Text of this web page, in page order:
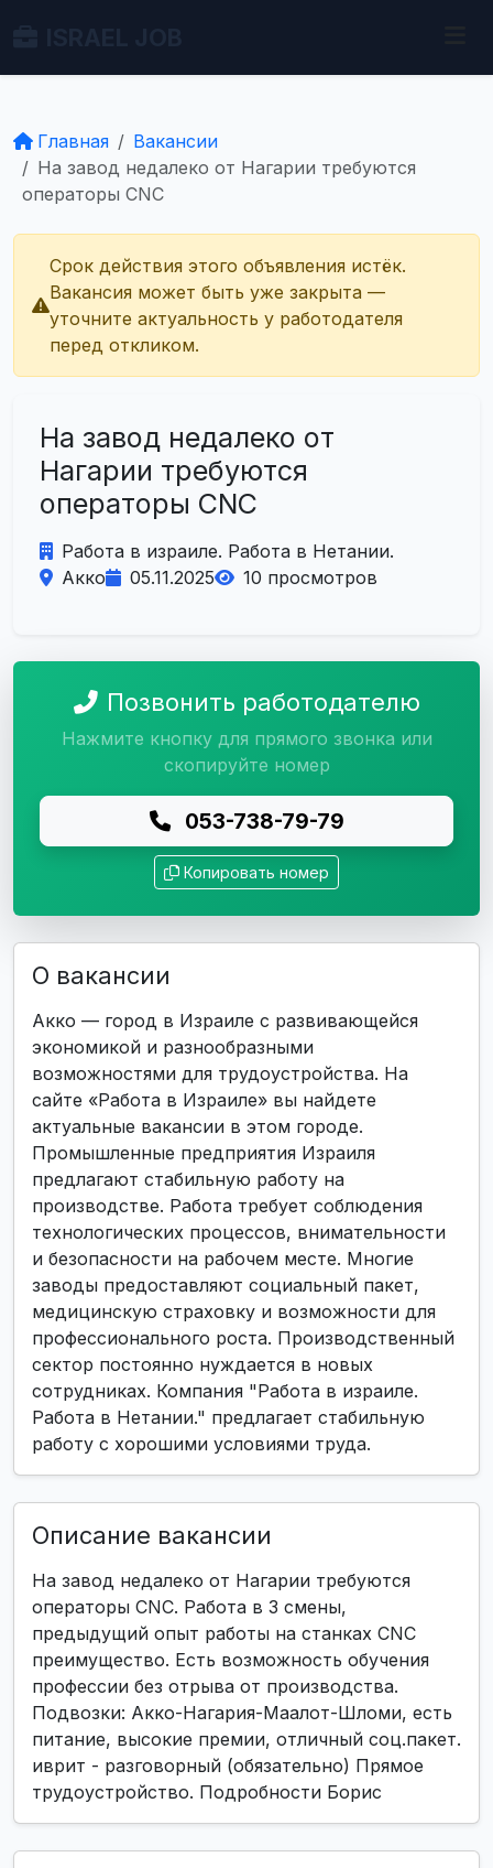
Главная
Вакансии
На завод недалеко от Нагарии требуются
операторы CNC
Срок действия этого объявления истёк.
Вакансия может быть уже закрыта —
уточните актуальность у работодателя
перед откликом.
На завод недалеко от
Нагарии требуются
операторы CNC
Работа в израиле. Работа в Нетании.
Акко
05.11.2025 10 просмотров
Позвонить работодателю
Нажмите кнопку для прямого звонка или
скопируйте номер
053-738-79-79
Копировать номер
О вакансии
Акко — город в Израиле с развивающейся
экономикой и разнообразными
возможностями для трудоустройства. На
сайте «Работа в Израиле» вы найдете
актуальные вакансии в этом городе.
Промышленные предприятия Израиля
предлагают стабильную работу на
производстве. Работа требует соблюдения
технологических процессов, внимательности
и безопасности на рабочем месте. Многие
заводы предоставляют социальный пакет,
медицинскую страховку и возможности для
профессионального роста. Производственный
сектор постоянно нуждается в новых
сотрудниках. Компания "Работа в израиле.
Работа в Нетании." предлагает стабильную
работу с хорошими условиями труда.
Описание вакансии
На завод недалеко от Нагарии требуются
операторы CNC. Работа в 3 смены,
предыдущий опыт работы на станках CNC
преимущество. Есть возможность обучения
профессии без отрыва от производства.
Подвозки: Акко-Нагария-Маалот-Шломи, есть
питание, высокие премии, отличный соц.пакет.
иврит - разговорный (обязательно) Прямое
трудоустройство. Подробности Борис